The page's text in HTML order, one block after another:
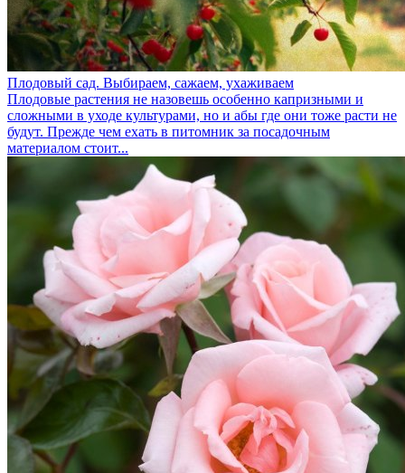
Плодовый сад. Выбираем, сажаем, ухаживаем
Плодовые растения не назовешь особенно капризными и
сложными в уходе культурами, но и абы где они тоже расти не
будут. Прежде чем ехать в питомник за посадочным
материалом стоит...